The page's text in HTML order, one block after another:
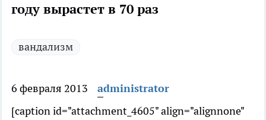
году вырастет в 70 раз
вандализм
6 февраля 2013
administrator
[caption id="attachment_4605" align="alignnone"